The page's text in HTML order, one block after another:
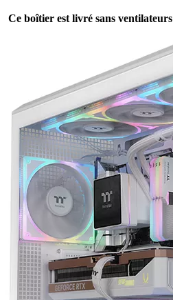
Ce boîtier est livré sans ventilateurs